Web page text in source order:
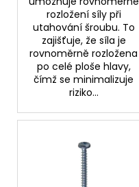
rozložení síly při
utahování šroubu. To
zajišťuje, že síla je
rovnoměrně rozložena
po celé ploše hlavy,
čímž se minimalizuje
riziko...